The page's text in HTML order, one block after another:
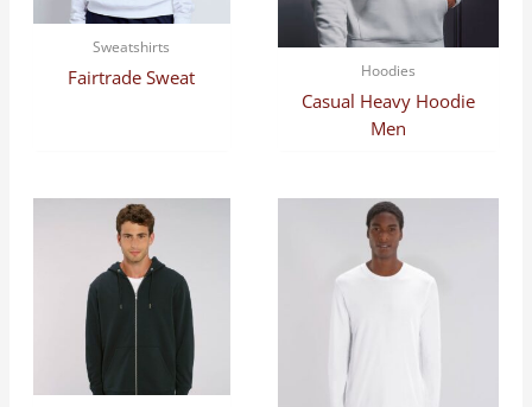
Sweatshirts
Fairtrade Sweat Hoodies
Casual Heavy Hoodie
Men